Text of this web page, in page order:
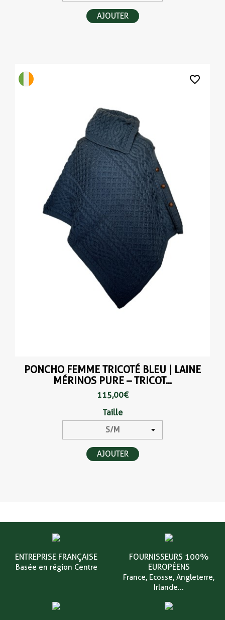
AJOUTER
PONCHO FEMME TRICOTÉ BLEU | LAINE
MÉRINOS PURE – TRICOT...
115,00 €
Taille
AJOUTER
favorite_border
ENTREPRISE FRANÇAISE
Basée en région Centre
FOURNISSEURS 100%
EUROPÉENS
France, Ecosse, Angleterre,
Irlande...